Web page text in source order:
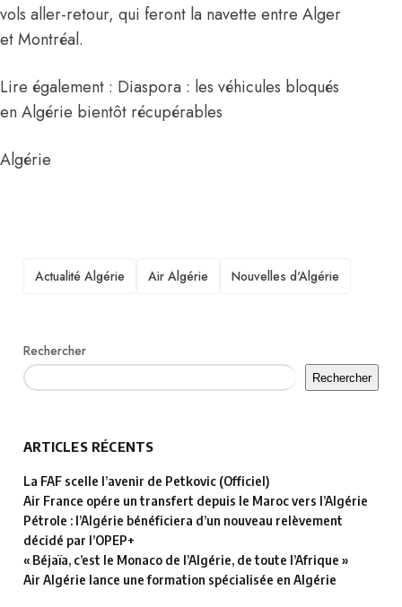
vols aller-retour, qui feront la navette entre Alger
et Montréal.
Lire également : Diaspora : les véhicules bloqués
en Algérie bientôt récupérables
Algérie
TAGS
Actualité Algérie Air Algérie Nouvelles d'Algérie
Rechercher
Rechercher
ARTICLES RÉCENTS
La FAF scelle l’avenir de Petkovic (Officiel)
Air France opére un transfert depuis le Maroc vers l’Algérie
Pétrole : l’Algérie bénéficiera d’un nouveau relèvement
décidé par l’OPEP+
« Béjaïa, c’est le Monaco de l’Algérie, de toute l’Afrique »
Air Algérie lance une formation spécialisée en Algérie